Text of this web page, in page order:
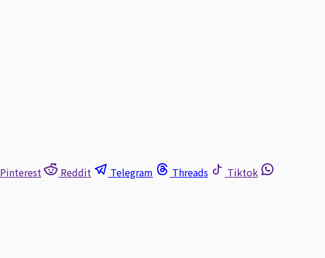
Pinterest Reddit Telegram Threads
Tiktok